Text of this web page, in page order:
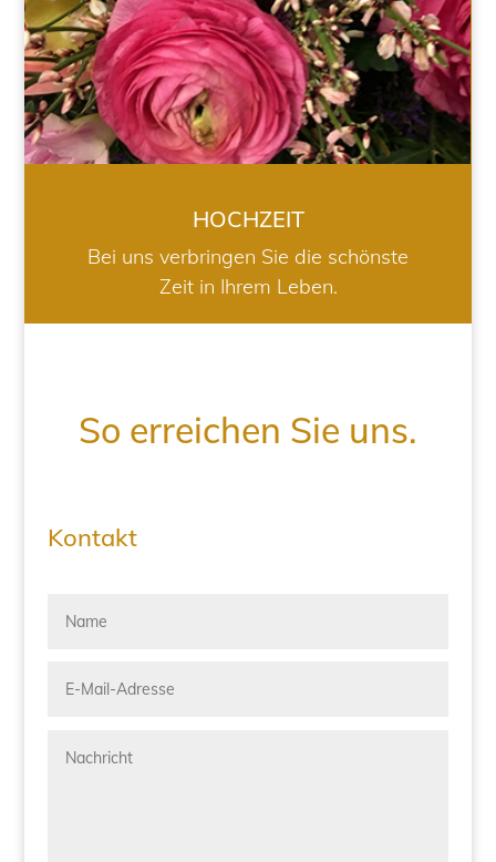
HOCHZEIT
Bei uns verbringen Sie die schönste
Zeit in Ihrem Leben.
So erreichen Sie uns.
Kontakt